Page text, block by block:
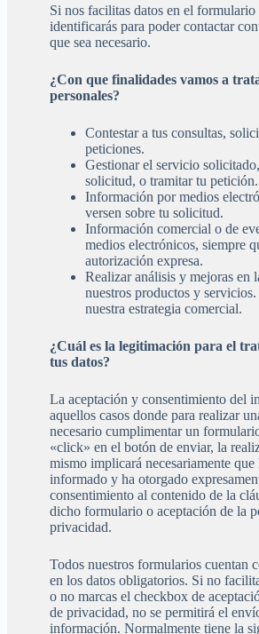
Si nos facilitas datos en el formulario
identificarás para poder contactar
que sea necesario.
¿Con que finalidades vamos a
personales?
Contestar a tus consultas,
peticiones.
Gestionar el servicio
solicitud, o tramitar tu petición.
Información por medios
versen sobre tu solicitud.
Información comercial o de
medios electrónicos, siempre
autorización expresa.
Realizar análisis y mejoras en
nuestros productos y
nuestra estrategia comercial.
¿Cuál es la legitimación para el
tus datos?
La aceptación y consentimiento del
aquellos casos donde para realizar
necesario cumplimentar un
«click» en el botón de enviar, la
mismo implicará necesariamente que
informado y ha otorgado
consentimiento al contenido de la
dicho formulario o aceptación de la
privacidad.
Todos nuestros formularios cuentan
en los datos obligatorios. Si no
o no marcas el checkbox de
de privacidad, no se permitirá el
información. Normalmente tiene la